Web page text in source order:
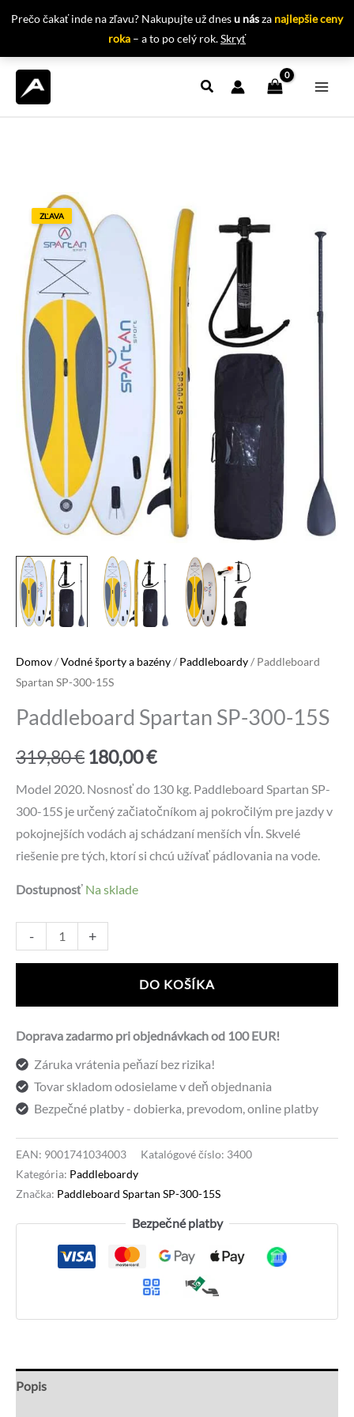
Prečo čakať inde na zľavu? Nakupujte už dnesu násza najlepšie ceny
roka – a to po celý rok.Skryť
Preskočiť
ZĽAVA
Domov/Vodné športy a bazény/ Paddleboardy/ Paddleboard
Spartan SP-300-15S
Paddleboard Spartan SP-300-15S
319,80€ Pôvodná
cena
bola:
319,80 €.
180,00€Aktuálna
cena
je:
180,00 €.
Model 2020. Nosnosť do 130 kg. Paddleboard Spartan SP-
300-15S je určený začiatočníkom aj pokročilým pre jazdy v
pokojnejších vodách aj schádzaní menších vĺn. Skvelé
riešenie pre tých, ktorí si chcú užívať pádlovania na vode.
Dostupnosť Na sklade
-
množstvo
Paddleboard
15S
+
DO KOŠÍKA
Doprava zadarmo pri objednávkach od 100 EUR!
Záruka vrátenia peňazí bez rizika!
Tovar skladom odosielame v deň objednania
Bezpečné platby - dobierka, prevodom, online platby
EAN: 9001741034003 Katalógové číslo: 3400
Kategória: Paddleboardy
Značka: Paddleboard Spartan SP-300-15S
Bezpečné platby
Popis